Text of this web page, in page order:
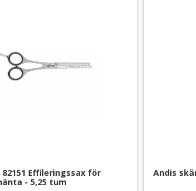
82151 Effileringssax för
- 5,25 tum
Andis